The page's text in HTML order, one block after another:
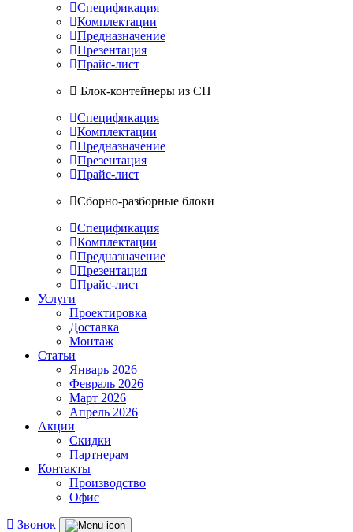
Спецификация
Комплектации
Предназначение
Презентация
Прайс-лист
Блок-контейнеры из СП
Спецификация
Комплектации
Предназначение
Презентация
Прайс-лист
Сборно-разборные блоки
Спецификация
Комплектации
Предназначение
Презентация
Прайс-лист
Услуги
Проектировка
Доставка
Монтаж
Статьи
Январь 2026
Февраль 2026
Март 2026
Апрель 2026
Акции
Скидки
Партнерам
Контакты
Производство
Офис
Звонок